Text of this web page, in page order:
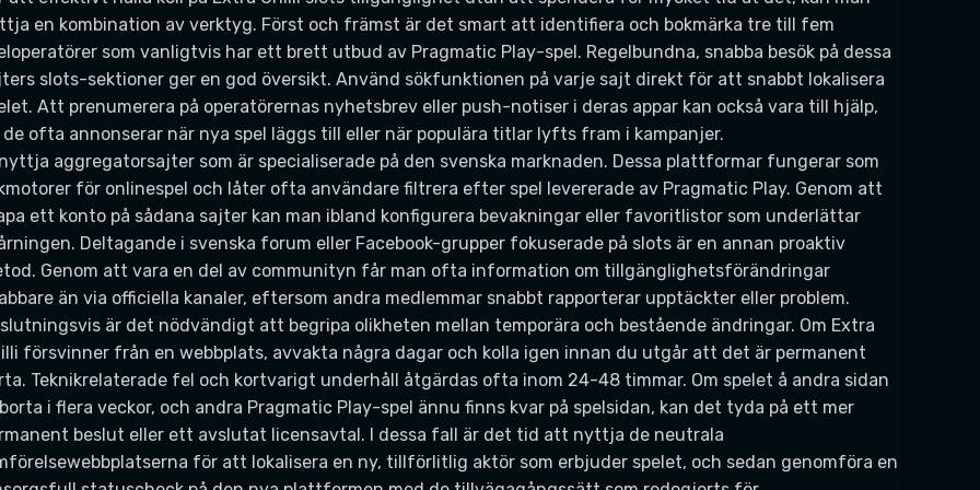
en kombination av verktyg. Först och främst är det smart att identifiera och bokmärka tre till fem
som vanligtvis har ett brett utbud av Pragmatic Play-spel. Regelbundna, snabba besök på dessa
slots-sektioner ger en god översikt. Använd sökfunktionen på varje sajt direkt för att snabbt lokalisera
Att prenumerera på operatörernas nyhetsbrev eller push-notiser i deras appar kan också vara till hjälp,
de ofta annonserar när nya spel läggs till eller när populära titlar lyfts fram i kampanjer.
aggregatorsajter som är specialiserade på den svenska marknaden. Dessa plattformar fungerar som
för onlinespel och låter ofta användare filtrera efter spel levererade av Pragmatic Play. Genom att
ett konto på sådana sajter kan man ibland konfigurera bevakningar eller favoritlistor som underlättar
Deltagande i svenska forum eller Facebook-grupper fokuserade på slots är en annan proaktiv
Genom att vara en del av communityn får man ofta information om tillgänglighetsförändringar
än via officiella kanaler, eftersom andra medlemmar snabbt rapporterar upptäckter eller problem.
är det nödvändigt att begripa olikheten mellan temporära och bestående ändringar. Om Extra
försvinner från en webbplats, avvakta några dagar och kolla igen innan du utgår att det är permanent
Teknikrelaterade fel och kortvarigt underhåll åtgärdas ofta inom 24-48 timmar. Om spelet å andra sidan
i flera veckor, och andra Pragmatic Play-spel ännu finns kvar på spelsidan, kan det tyda på ett mer
beslut eller ett avslutat licensavtal. I dessa fall är det tid att nyttja de neutrala
för att lokalisera en ny, tillförlitlig aktör som erbjuder spelet, och sedan genomföra en